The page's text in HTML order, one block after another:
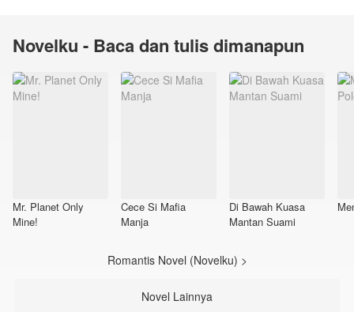
Novelku - Baca dan tulis dimanapun
Mr. Planet Only
Mine!
Cece Si Mafia
Manja
Di Bawah Kuasa
Mantan Suami
Romantis Novel (Novelku) >
Novel Lainnya